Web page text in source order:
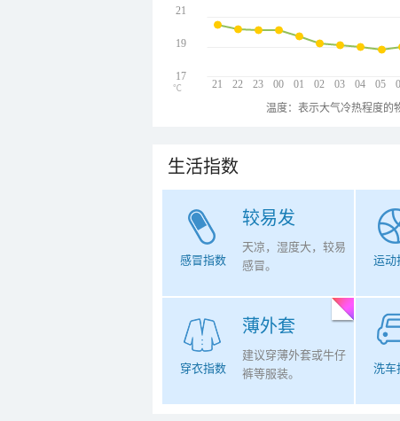
21 22 23 00 01 02 03 04 05
21
19
17
℃
温度：表示大气冷热程度的
生活指数
较易发
感冒指数
天凉，湿度大，较易
感冒。
运动
薄外套
穿衣指数
建议穿薄外套或牛仔
裤等服装。
洗车